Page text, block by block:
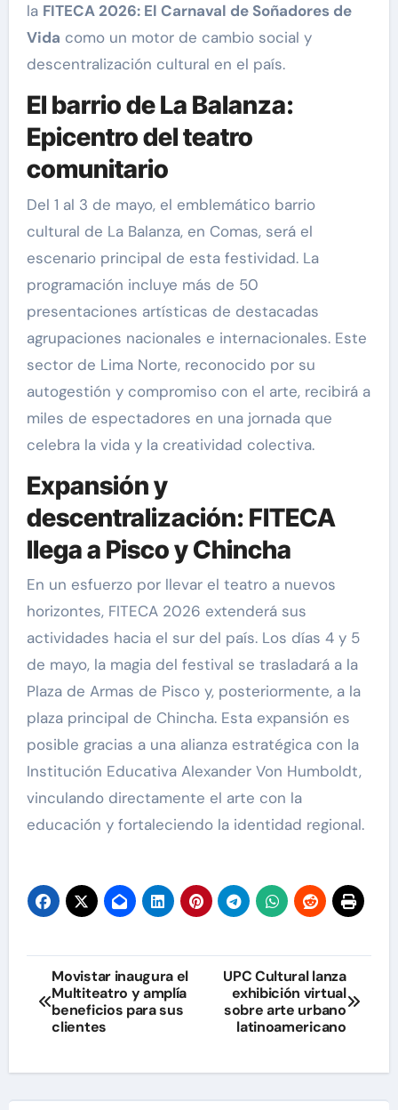
la FITECA 2026: El Carnaval de Soñadores de
Vida como un motor de cambio social y
descentralización cultural en el país.
El barrio de La Balanza:
Epicentro del teatro
comunitario
Del 1 al 3 de mayo, el emblemático barrio
cultural de La Balanza, en Comas, será el
escenario principal de esta festividad. La
programación incluye más de 50
presentaciones artísticas de destacadas
agrupaciones nacionales e internacionales. Este
sector de Lima Norte, reconocido por su
autogestión y compromiso con el arte, recibirá a
miles de espectadores en una jornada que
celebra la vida y la creatividad colectiva.
Expansión y
descentralización: FITECA
llega a Pisco y Chincha
En un esfuerzo por llevar el teatro a nuevos
horizontes, FITECA 2026 extenderá sus
actividades hacia el sur del país. Los días 4 y 5
de mayo, la magia del festival se trasladará a la
Plaza de Armas de Pisco y, posteriormente, a la
plaza principal de Chincha. Esta expansión es
posible gracias a una alianza estratégica con la
Institución Educativa Alexander Von Humboldt,
vinculando directamente el arte con la
educación y fortaleciendo la identidad regional.
Navegación
de
Movistar inaugura el
Multiteatro y amplía
beneficios para sus
clientes
UPC Cultural lanza
exhibición virtual
sobre arte urbano
latinoamericano